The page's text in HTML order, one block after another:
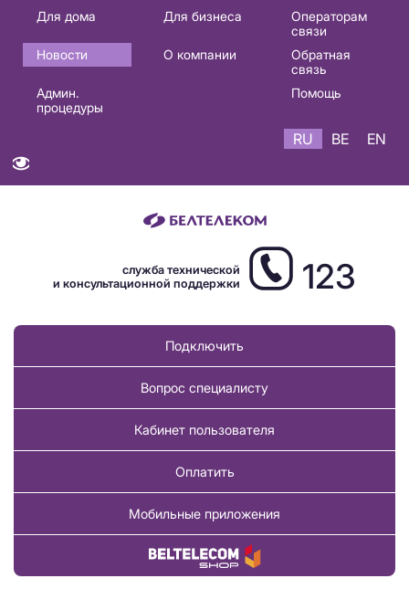
Основная
навигация
RU
Для дома Для бизнеса
Операторам
связи
Новости
О компании
Обратная
связь
Админ.
процедуры
Помощь
RU BE EN
служба технической
и консультационной поддержки
123
Подключить
Вопрос специалисту
Кабинет пользователя
Оплатить
Мобильные приложения
Купить товар